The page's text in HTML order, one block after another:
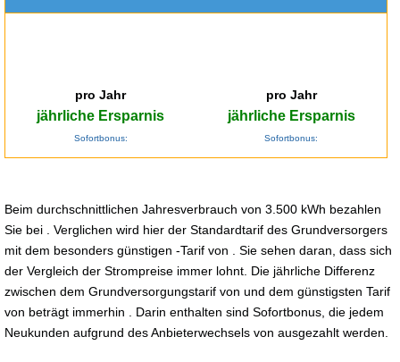
pro Jahr
jährliche Ersparnis
Sofortbonus:
pro Jahr
jährliche Ersparnis
Sofortbonus:
Beim durchschnittlichen Jahresverbrauch von 3.500 kWh bezahlen
Sie bei . Verglichen wird hier der Standardtarif des Grundversorgers
mit dem besonders günstigen -Tarif von . Sie sehen daran, dass sich
der Vergleich der Strompreise immer lohnt. Die jährliche Differenz
zwischen dem Grundversorgungstarif von und dem günstigsten Tarif
von beträgt immerhin . Darin enthalten sind Sofortbonus, die jedem
Neukunden aufgrund des Anbieterwechsels von ausgezahlt werden.